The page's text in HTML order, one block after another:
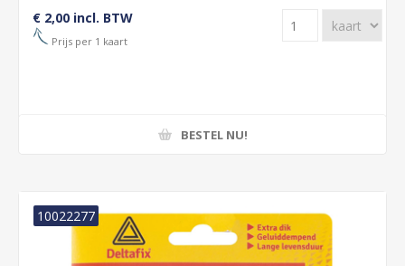
€ 2,00 incl. BTW
Prijs per 1 kaart
BESTEL NU!
10022277